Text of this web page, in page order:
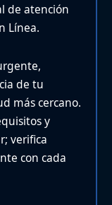
de atención
Línea.
de tu
más cercano.
y
verifica
con cada